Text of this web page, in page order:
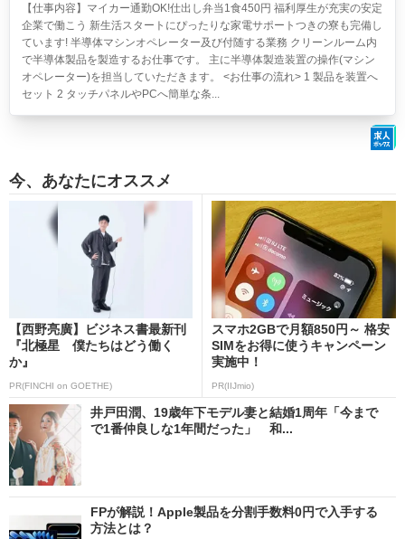
【仕事内容】マイカー通勤OK!仕出し弁当1食450円 福利厚生が充実の安定
企業で働こう 新生活スタートにぴったりな家電サポートつきの寮も完備し
ています! 半導体マシンオペレーター及び付随する業務 クリーンルーム内
で半導体製品を製造するお仕事です。 主に半導体製造装置の操作(マシン
オペレーター)を担当していただきます。 <お仕事の流れ> 1 製品を装置へ
セット 2 タッチパネルやPCへ簡単な条...
今、あなたにオススメ
【西野亮廣】ビジネス書最新刊
『北極星 僕たちはどう働く
か』
PR(FINCHI on GOETHE)
スマホ2GBで月額850円～ 格安
SIMをお得に使うキャンペーン
実施中！
PR(IIJmio)
井戸田潤、19歳年下モデル妻と結婚1周年「今まで
で1番仲良しな1年間だった」 和...
FPが解説！Apple製品を分割手数料0円で入手する
方法とは？